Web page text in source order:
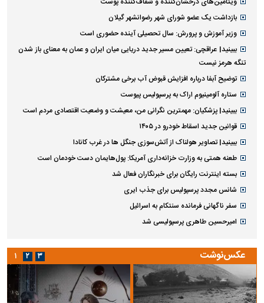
بازداشت یک عضو شورای شهر رضوانشهر گیلان
وزیر آموزش و پرورش: سال تحصیلی آینده حضوری است
ببینید| عراقچی: تعیین مسیر جدید دریایی میان ایران و عمان به معنای باز شدن
تنگه هرمز نیست
توضیح آبفا درباره افزایش قبوض آب برخی مشترکان
ستاره آلومینیوم اراک به پرسپولیس پیوست
ببینید| پزشکیان: مهمترین نگرانی من، معیشت و وضعیت اقتصادی مردم است
قوانین جدید اسقاط خودرو در ۱۴۰۵
ببینید| تصاویر هولناک از آتش‌سوزی جنگل ها در غرب کانادا
طعنه همتی به وزارت خزانه‌داری آمریکا: پول‌هایمان دست خودمان است
بسته اینترنت رایگان برای خبرنگاران فعال شد
شانس مجدد پرسپولیس برای جذب ایری
سفر ناگهانی فرمانده سنتکام به اسرائیل
امیرحسین طاهری پرسپولیسی شد
عکس‌نوشت ۱ ۲ ۳